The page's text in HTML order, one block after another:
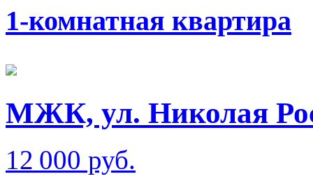
1-комнатная квартира
МЖК, ул. Николая
12 000 руб.